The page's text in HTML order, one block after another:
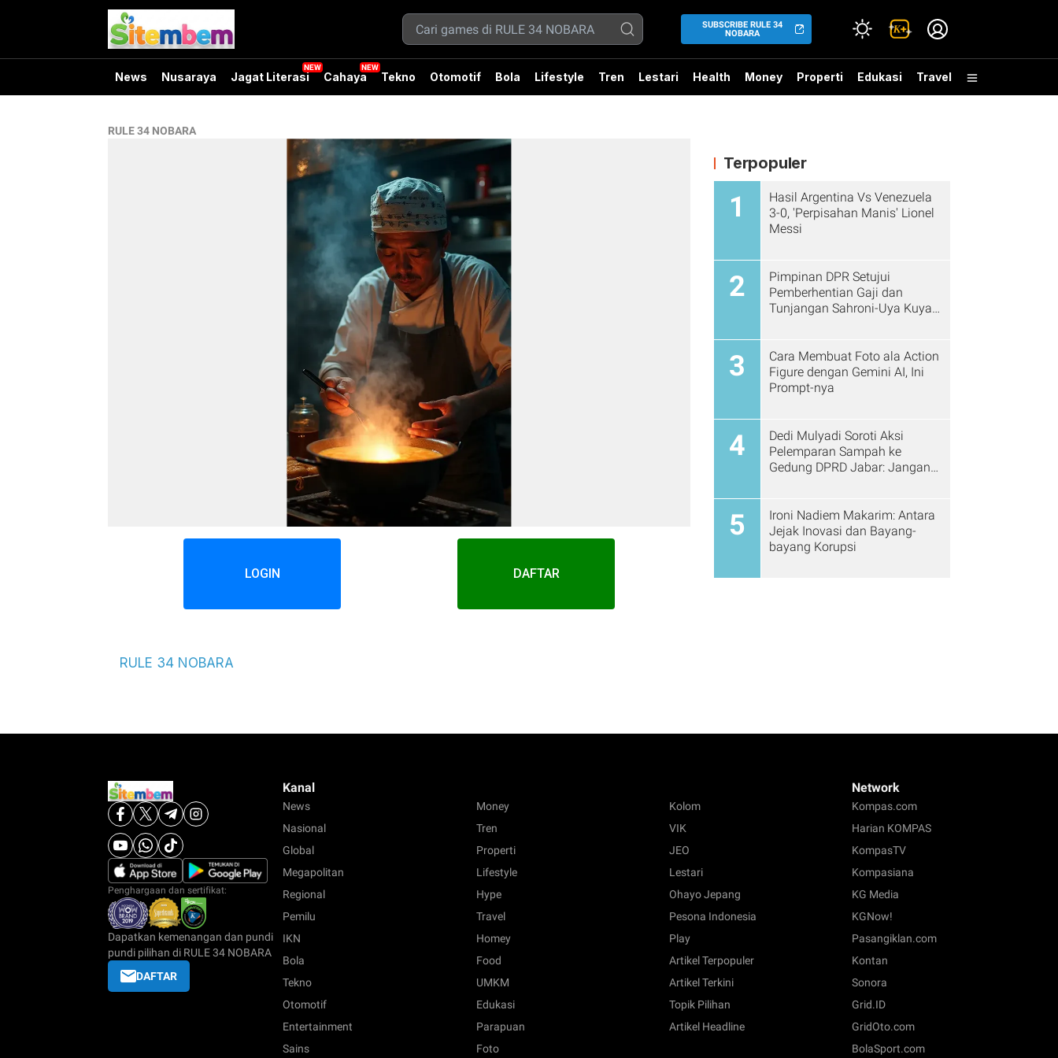
SUBSCRIBE RULE 34
NOBARA
News Nusaraya Jagat Literasi Cahaya Tekno Otomotif Bola Lifestyle Tren Lestari Health Money Properti Edukasi Travel
RULE 34 NOBARA
LOGIN DAFTAR
RULE 34 NOBARA
Terpopuler
1
Hasil Argentina Vs Venezuela
3-0, 'Perpisahan Manis' Lionel
Messi
2
Pimpinan DPR Setujui
Pemberhentian Gaji dan
Tunjangan Sahroni-Uya Kuya
3
Cara Membuat Foto ala Action
Figure dengan Gemini AI, Ini
Prompt-nya
4
Dedi Mulyadi Soroti Aksi
Pelemparan Sampah ke
Gedung DPRD Jabar: Jangan
5
Ironi Nadiem Makarim: Antara
Jejak Inovasi dan Bayang-
bayang Korupsi
Penghargaan dan sertifikat:
Dapatkan kemenangan dan pundi
pundi pilihan di RULE 34 NOBARA
DAFTAR
Kanal
News
Nasional
Global
Megapolitan
Regional
Pemilu
IKN
Bola
Tekno
Otomotif
Entertainment
Sains
Money
Tren
Properti
Lifestyle
Hype
Travel
Homey
Food
UMKM
Edukasi
Parapuan
Foto
Kolom
VIK
JEO
Lestari
Ohayo Jepang
Pesona Indonesia
Play
Artikel Terpopuler
Artikel Terkini
Topik Pilihan
Artikel Headline
Network
Kompas.com
Harian KOMPAS
KompasTV
Kompasiana
KG Media
KGNow!
Pasangiklan.com
Kontan
Sonora
Grid.ID
GridOto.com
BolaSport.com